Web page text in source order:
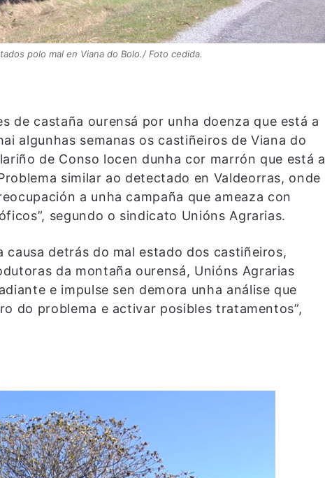
polo mal en Viana do Bolo./ Foto cedida.
de castaña ourensá por unha doenza que está a
algunhas semanas os castiñeiros de Viana do
de Conso locen dunha cor marrón que está a
similar ao detectado en Valdeorras, onde
a unha campaña que ameaza con
segundo o sindicato Unións Agrarias.
causa detrás do mal estado dos castiñeiros,
da montaña ourensá, Unións Agrarias
e impulse sen demora unha análise que
do problema e activar posibles tratamentos”,